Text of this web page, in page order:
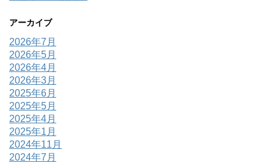
アーカイブ
2026年7月
2026年5月
2026年4月
2026年3月
2025年6月
2025年5月
2025年4月
2025年1月
2024年11月
2024年7月